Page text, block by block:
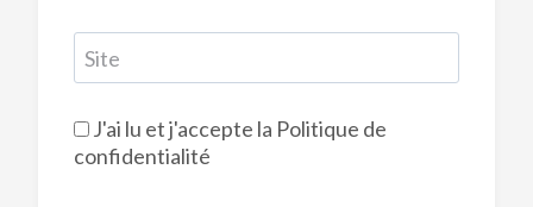
Site
J'ai lu et j'accepte la Politique de
confidentialité